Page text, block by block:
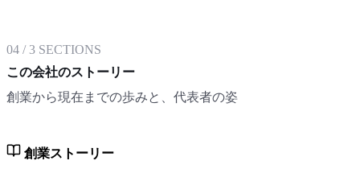
04 /3 SECTIONS
この会社のストーリー
創業から現在までの歩みと、代表者の姿
創業ストーリー